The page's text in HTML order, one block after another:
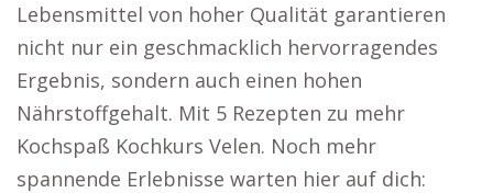
Lebensmittel von hoher Qualität garantieren
nicht nur ein geschmacklich hervorragendes
Ergebnis, sondern auch einen hohen
Nährstoffgehalt. Mit 5 Rezepten zu mehr
Kochspaß Kochkurs Velen. Noch mehr
spannende Erlebnisse warten hier auf dich: